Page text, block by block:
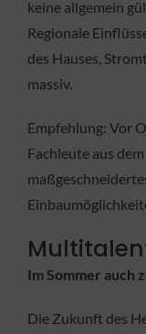
keine allgemein
Regionale
des Hauses,
massiv.
Empfehlung: Vor
Fachleute aus
Im Sommer auch
Die Zukunft des